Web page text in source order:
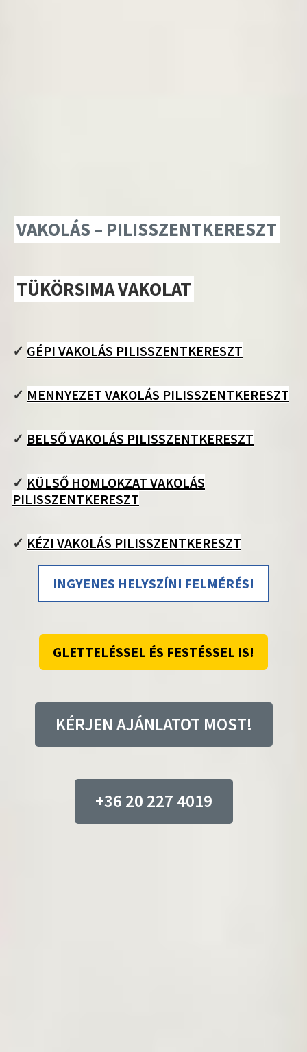
VAKOLÁS – PILISSZENTKERESZT
TÜKÖRSIMA VAKOLAT
✓ GÉPI VAKOLÁS PILISSZENTKERESZT
✓ MENNYEZET VAKOLÁS PILISSZENTKERESZT
✓ BELSŐ VAKOLÁS PILISSZENTKERESZT
✓ KÜLSŐ HOMLOKZAT VAKOLÁS
PILISSZENTKERESZT
✓ KÉZI VAKOLÁS PILISSZENTKERESZT
INGYENES HELYSZÍNI FELMÉRÉS!
GLETTELÉSSEL ÉS FESTÉSSEL IS!
KÉRJEN AJÁNLATOT MOST!
+36 20 227 4019